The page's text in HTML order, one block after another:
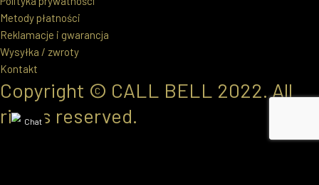
Metody płatności
Reklamacje i gwarancja
Wysyłka / zwroty
Kontakt
Copyright © CALL BELL 2022. All
rights reserved.